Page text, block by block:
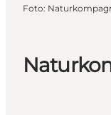
Foto: